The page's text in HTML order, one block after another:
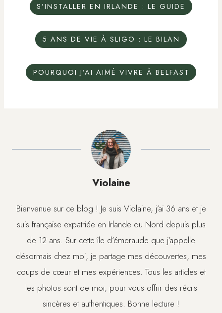
S’INSTALLER EN IRLANDE : LE GUIDE
5 ANS DE VIE À SLIGO : LE BILAN
POURQUOI J’AI AIMÉ VIVRE À BELFAST
Violaine
Bienvenue sur ce blog ! Je suis Violaine, j’ai 36 ans et je
suis française expatriée en Irlande du Nord depuis plus
de 12 ans. Sur cette île d’émeraude que j’appelle
désormais chez moi, je partage mes découvertes, mes
coups de cœur et mes expériences. Tous les articles et
les photos sont de moi, pour vous offrir des récits
sincères et authentiques. Bonne lecture !